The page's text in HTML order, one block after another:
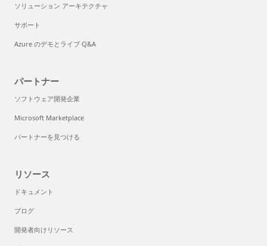
ソリューション アーキテクチャ
サポート
Azure のデモとライブ Q&A
パートナー
ソフトウェア開発企業
Microsoft Marketplace
パートナーを見つける
リソース
ドキュメント
ブログ
開発者向けリソース